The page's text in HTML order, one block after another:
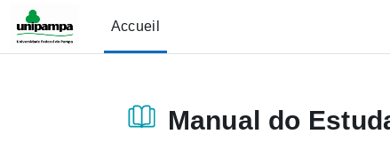
Passer au contenu principal
Accueil
Manual do